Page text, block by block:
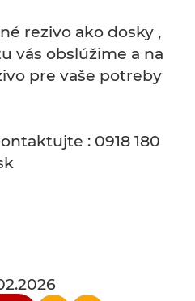
rezivo ako dosky ,
vás obslúžime a na
pre vaše potreby
: 0918 180